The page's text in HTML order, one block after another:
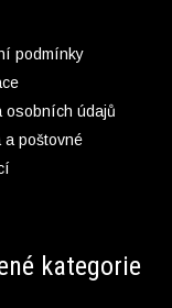
podmínky
osobních údajů
a poštovné
kategorie